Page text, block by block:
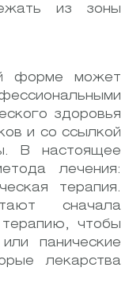
из зоны
форме может
здоровья
и со ссылкой
В настоящее
лечения:
терапия.
сначала
терапию, чтобы
панические
лекарства